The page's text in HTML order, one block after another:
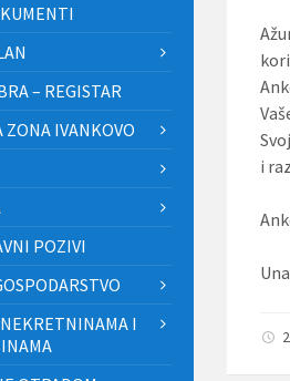
i
– REGISTAR
ZONA IVANKOVO
POZIVI
I